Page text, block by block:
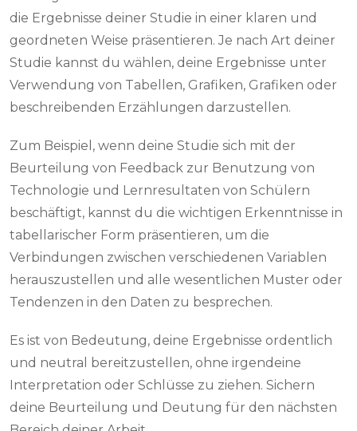
die Ergebnisse deiner Studie in einer klaren und
geordneten Weise präsentieren. Je nach Art deiner
Studie kannst du wählen, deine Ergebnisse unter
Verwendung von Tabellen, Grafiken, Grafiken oder
beschreibenden Erzählungen darzustellen.
Zum Beispiel, wenn deine Studie sich mit der
Beurteilung von Feedback zur Benutzung von
Technologie und Lernresultaten von Schülern
beschäftigt, kannst du die wichtigen Erkenntnisse in
tabellarischer Form präsentieren, um die
Verbindungen zwischen verschiedenen Variablen
herauszustellen und alle wesentlichen Muster oder
Tendenzen in den Daten zu besprechen.
Es ist von Bedeutung, deine Ergebnisse ordentlich
und neutral bereitzustellen, ohne irgendeine
Interpretation oder Schlüsse zu ziehen. Sichern
deine Beurteilung und Deutung für den nächsten